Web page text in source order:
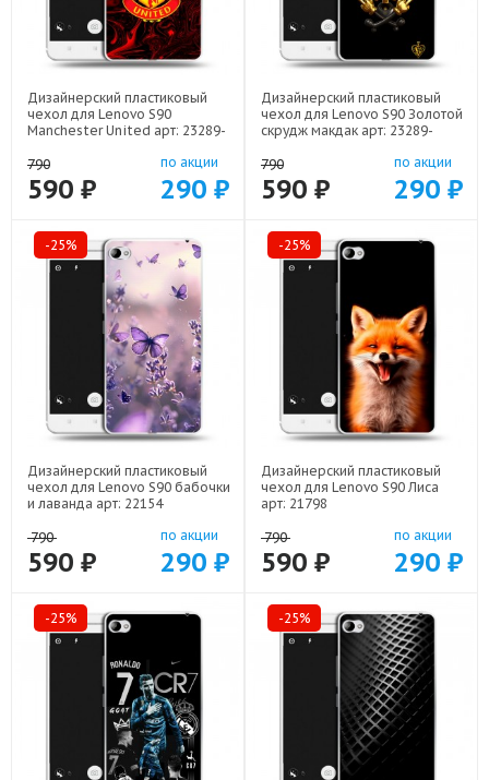
Дизайнерский пластиковый
чехол для Lenovo S90
Manchester United арт: 23289-
790
590 ₽
по акции
290 ₽
Дизайнерский пластиковый
чехол для Lenovo S90 Золотой
скрудж макдак арт: 23289-
790
590 ₽
по акции
290 ₽
-25%
Дизайнерский пластиковый
чехол для Lenovo S90 бабочки
и лаванда арт: 22154
790
590 ₽
по акции
290 ₽
-25%
Дизайнерский пластиковый
чехол для Lenovo S90 Лиса
арт: 21798
790
590 ₽
по акции
290 ₽
-25% -25%